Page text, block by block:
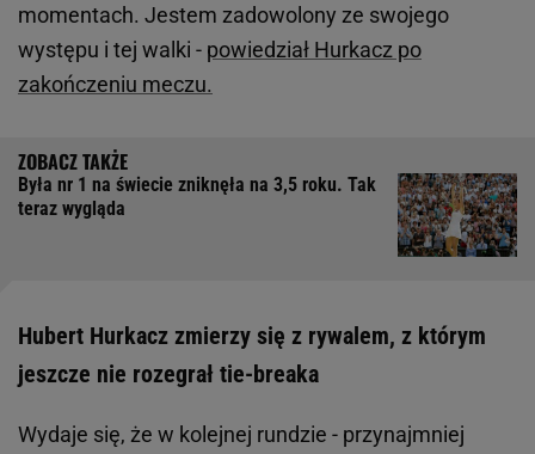
momentach. Jestem zadowolony ze swojego
występu i tej walki - powiedział Hurkacz po
zakończeniu meczu.
Była nr 1 na świecie zniknęła na 3,5 roku. Tak
teraz wygląda
Hubert Hurkacz zmierzy się z rywalem, z którym
jeszcze nie rozegrał tie-breaka
Wydaje się, że w kolejnej rundzie - przynajmniej